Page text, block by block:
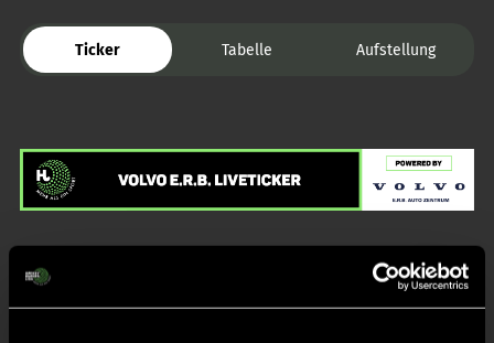
Ticker Tabelle Aufstellung
Liveticker